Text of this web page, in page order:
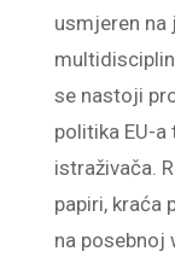
usmjeren na
se nastoji
politika EU-
istraživača.
papiri, kraća
na posebnoj